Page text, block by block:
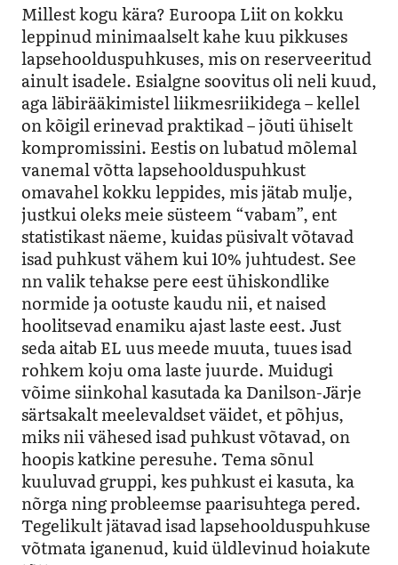
Millest kogu kära? Euroopa Liit on kokku
leppinud minimaalselt kahe kuu pikkuses
lapsehoolduspuhkuses, mis on reserveeritud
ainult isadele. Esialgne soovitus oli neli kuud,
aga läbirääkimistel liikmesriikidega – kellel
on kõigil erinevad praktikad – jõuti ühiselt
kompromissini. Eestis on lubatud mõlemal
vanemal võtta lapsehoolduspuhkust
omavahel kokku leppides, mis jätab mulje,
justkui oleks meie süsteem “vabam”, ent
statistikast näeme, kuidas püsivalt võtavad
isad puhkust vähem kui 10% juhtudest. See
nn valik tehakse pere eest ühiskondlike
normide ja ootuste kaudu nii, et naised
hoolitsevad enamiku ajast laste eest. Just
seda aitab EL uus meede muuta, tuues isad
rohkem koju oma laste juurde. Muidugi
võime siinkohal kasutada ka Danilson-Järje
särtsakalt meelevaldset väidet, et põhjus,
miks nii vähesed isad puhkust võtavad, on
hoopis katkine peresuhe. Tema sõnul
kuuluvad gruppi, kes puhkust ei kasuta, ka
nõrga ning probleemse paarisuhtega pered.
Tegelikult jätavad isad lapsehoolduspuhkuse
võtmata iganenud, kuid üldlevinud hoiakute